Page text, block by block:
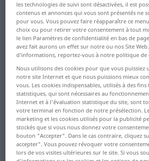
Mots en allemand
par T
T-Shirt ... Tagesanbruch
Tagesgericht ...
Tankwart
Tanne ... Taschentuch
Tasse ... Taxistand
Team ... teilnehmen
These ...
töten ...
Tour ...
Training
les technologies de suivi sont désactivées, il est
contenus et annonces qui vous sont présentés ne
pour vous. Vous pouvez faire réapparaître ce
choix ou pour retirer votre consentement à tout
le lien Paramètres de confidentialité en bas de
avez fait aurons un effet sur notre ou nos Site
d’informations, reportez-vous à notre politique de
Nous utilisons des cookies pour que vous puissiez
notre site Internet et que nous puissions mieux
vous. Les cookies indispensables, utilisés à des
statistiques, qui sont nécessaires au
Internet et à l'évaluation statistique du site, sont
votre terminal en fonction de notre présélection.
marketing et les cookies utilisés pour la publicité
stockés que si vous nous donnez votre
bouton "Accepter". Dans le cas contraire, cliquez
accepter". Vous pouvez révoquer votre
lors de vos visites ultérieures sur le site. Si vous